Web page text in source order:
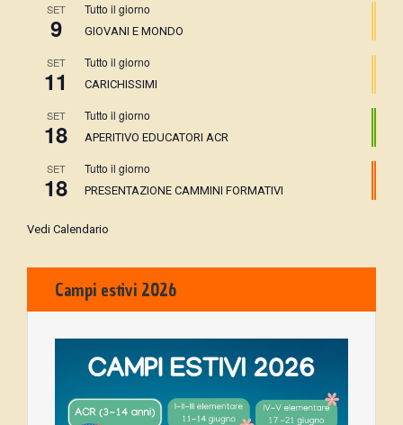
SET
9
Tutto il giorno
GIOVANI E MONDO
SET
11
Tutto il giorno
CARICHISSIMI
SET
18
Tutto il giorno
APERITIVO EDUCATORI ACR
SET
18
Tutto il giorno
PRESENTAZIONE CAMMINI FORMATIVI
Vedi Calendario
Campi estivi 2026